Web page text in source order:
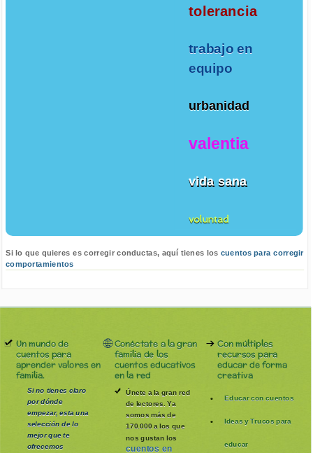
tolerancia
trabajo en
equipo
urbanidad
valentia
vida sana
voluntad
Si lo que quieres es corregir conductas, aquí tienes los cuentos para corregir
comportamientos
Un mundo de
cuentos para
aprender valores en
familia.
Si no tienes claro
por dónde
empezar, esta una
selección de lo
mejor que te
ofrecemos
Conéctate a la gran
familia de los
cuentos educativos
en la red
Únete a la gran red
de lectores. Ya
somos más de
170.000 a los que
nos gustan los
cuentos en
Con múltiples
recursos para
educar de forma
creativa
Educar con cuentos
Ideas y Trucos para
educar